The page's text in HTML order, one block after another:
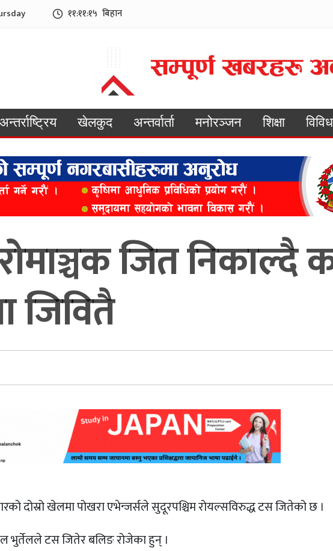
११:११:१६ बिहान
अन्तर्राष्ट्रिय खेलकुद अन्तर्वार्ता मनोरञ्जन शिक्षा
विविध
जित निकाल्दै
जिवितै
दोस्रो खेलमा पोखरा एभेन्जर्सले सुदूरपश्चिम रोयल्सविरुद्ध टस जितेको छ ।
भुर्तेलले टस जितेर बलिङ रोजेका हुन् ।